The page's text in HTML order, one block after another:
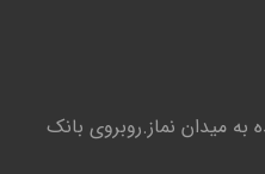
به میدان نماز.روبروی بانک